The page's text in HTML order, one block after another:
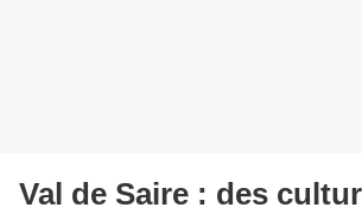
Val de Saire : des